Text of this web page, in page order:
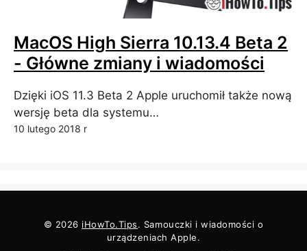
MacOS High Sierra 10.13.4 Beta 2
- Główne zmiany i wiadomości
Dzięki iOS 11.3 Beta 2 Apple uruchomił także nową
wersję beta dla systemu…
10 lutego 2018 r
© 2026 iHowTo.Tips. Samouczki i wiadomości o
urządzeniach Apple.